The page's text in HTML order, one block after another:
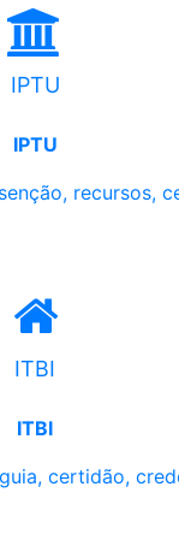
IPTU
IPTU
recursos,
ITBI
ITBI
certidão,